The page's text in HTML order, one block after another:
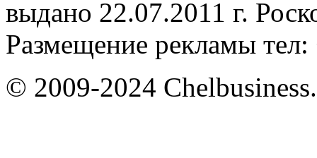
выдано 22.07.2011 г.
Размещение рекламы
© 2009-2024